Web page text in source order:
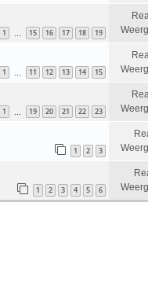
1 15 16 17 18 19
1 11 12 13 14 15
1 19 20 21 22 23
1 2 3
1 2 3 4 5 6